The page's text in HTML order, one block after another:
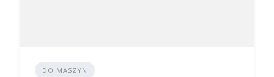
DO MASZYN